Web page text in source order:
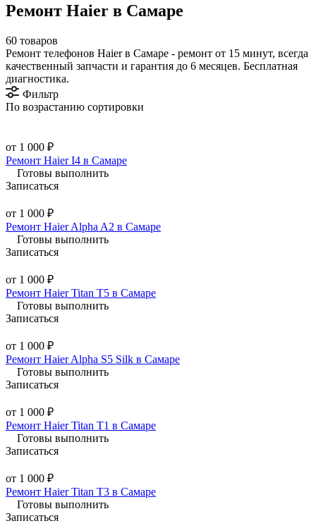
Ремонт Haier в Самаре
60 товаров
Ремонт телефонов Haier в Самаре - ремонт от 15 минут, всегда
качественный запчасти и гарантия до 6 месяцев. Бесплатная
диагностика.
Фильтр
По возрастанию сортировки
от 1 000 ₽
Ремонт Haier I4 в Самаре
Готовы выполнить
Записаться
от 1 000 ₽
Ремонт Haier Alpha A2 в Самаре
Готовы выполнить
Записаться
от 1 000 ₽
Ремонт Haier Titan T5 в Самаре
Готовы выполнить
Записаться
от 1 000 ₽
Ремонт Haier Alpha S5 Silk в Самаре
Готовы выполнить
Записаться
от 1 000 ₽
Ремонт Haier Titan T1 в Самаре
Готовы выполнить
Записаться
от 1 000 ₽
Ремонт Haier Titan T3 в Самаре
Готовы выполнить
Записаться